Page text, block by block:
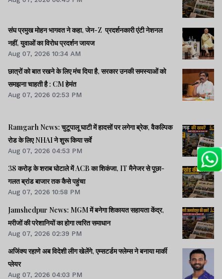
संघ प्रमुख मोहन भागवत ने कहा, जेन-Z प्रदर्शनकारी एंटी नेशनल
नहीं, युवाओं का विरोध प्रदर्शन जायज
Aug 07, 2026 10:34 AM
छात्रों को बात रखने के लिए मंच दिया है, सरकार उनकी समस्याओं को
समझना चाहती है : CM हेमंत
Aug 07, 2026 02:53 PM
Ramgarh News: चुटूपालू घाटी में हादसों पर लगेगा ब्रेक, वैकल्पिक
रोड के लिए NHAI ने शुरू किया सर्वे
Aug 07, 2026 04:53 PM
38 करोड़ के शराब घोटाले में ACB का शिकंजा, IT मैनेजर से पूछा-
गलत ब्रांड बाजार तक कैसे पहुंचा
Aug 07, 2026 10:58 PM
Jamshedpur News: MGM में बनेगा शिकायत सहायता केंद्र,
मरीजों की परेशानियों का होगा त्वरित समाधान
Aug 07, 2026 02:39 PM
अजिंक्य रहाणे अब विदेशी लीग खेलेंगे, एम्सटर्डम फ्लेम्स ने बनाया मार्की
प्लेयर
Aug 07, 2026 04:03 PM